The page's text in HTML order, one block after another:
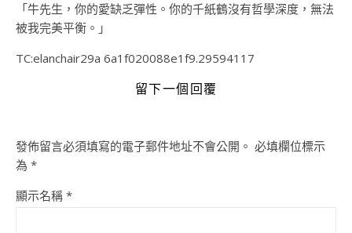
「牛先生，你的愛缺乏彈性。你的千紙鶴沒有哲學深度，無法
被我完美平衡。」
TC:elanchair29a 6a1f020088e1f9.29594117
留下一個回覆
發佈留言必須填寫的電子郵件地址不會公開。 必填欄位標示
為 *
顯示名稱 *